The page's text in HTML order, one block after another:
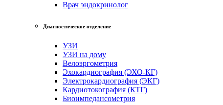
Врач эндокринолог
Диагностическое отделение
УЗИ
УЗИ на дому
Велоэргометрия
Эхокардиография (ЭХО-КГ)
Электрокардиография (ЭКГ)
Кардиотокография (КТГ)
Биоимпедансометрия